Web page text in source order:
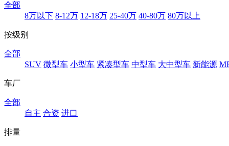
全部
8万以下 8-12万 12-18万 25-40万 40-80万 80万以上
按级别
全部
SUV 微型车 小型车 紧凑型车 中型车 大中型车 新能源
车厂
全部
自主 合资 进口
排量